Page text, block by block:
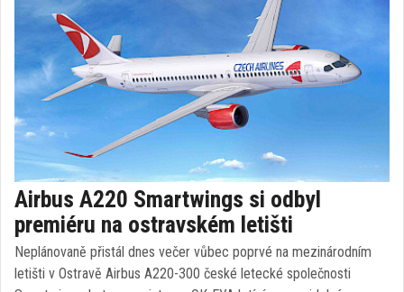
Airbus A220 Smartwings si odbyl
premiéru na ostravském letišti
Neplánovaně přistál dnes večer vůbec poprvé na mezinárodním
letišti v Ostravě Airbus A220-300 české letecké společnosti